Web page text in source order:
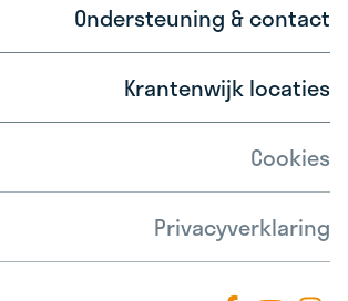
Ondersteuning & contact
Krantenwijk locaties
Cookies
Privacyverklaring